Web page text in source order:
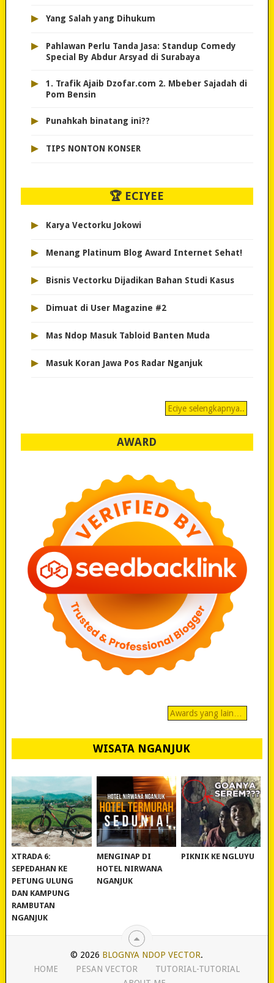
▸ Yang Salah yang Dihukum
▸
Pahlawan Perlu Tanda Jasa: Standup Comedy
Special By Abdur Arsyad di Surabaya
▸
1. Trafik Ajaib Dzofar.com 2. Mbeber Sajadah di
Pom Bensin
▸ Punahkah binatang ini??
▸ TIPS NONTON KONSER
🏆 ECIYEE
▸ Karya Vectorku Jokowi
▸ Menang Platinum Blog Award Internet Sehat!
▸ Bisnis Vectorku Dijadikan Bahan Studi Kasus
▸ Dimuat di User Magazine #2
▸ Mas Ndop Masuk Tabloid Banten Muda
▸ Masuk Koran Jawa Pos Radar Nganjuk
Eciye selengkapnya..
AWARD
Awards yang lain…
WISATA NGANJUK
REVIEW POLYGON
XTRADA 6:
SEPEDAHAN KE
PETUNG ULUNG
DAN KAMPUNG
RAMBUTAN
NGANJUK
MURAH BANGET!
MENGINAP DI
HOTEL NIRWANA
NGANJUK
WISATA NGANJUK:
PIKNIK KE NGLUYU
© 2026 BLOGNYA NDOP VECTOR.
HOME
PESAN VECTOR
TUTORIAL-TUTORIAL